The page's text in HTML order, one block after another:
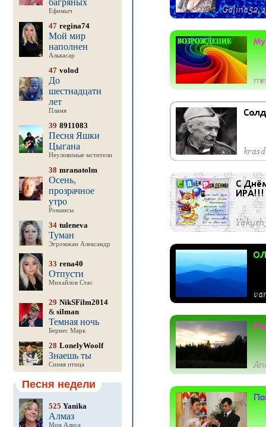
багряных
Ефимыч
47 regina74
Мой мир
наполнен
Алькасар
47 volod
До
шестнадцати
лет
Пламя
39 8911083
Песня Яшки
Цыгана
Неуловимые мстители
38 mranatolm
Осень,
прозрачное
утро
Романсы
34 tuleneva
Туман
Эгромжан Александр
33 rena40
Отпусти
Михайлов Стас
29 NikSFilm2014
& silman
Темная ночь
Бернес Марк
28 LonelyWoolf
Знаешь ты
Синяя птица
Песня недели
525 Yanika
Алмаз
Мон Алиса